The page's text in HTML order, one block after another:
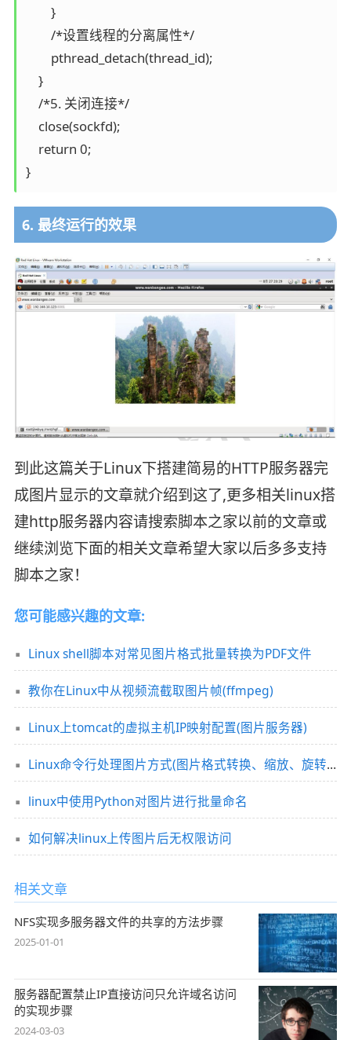
        }
        /*设置线程的分离属性*/
        pthread_detach(thread_id);
    }
    /*5. 关闭连接*/
    close(sockfd);
    return 0;
}
6. 最终运行的效果
到此这篇关于Linux下搭建简易的HTTP服务器完
成图片显示的文章就介绍到这了,更多相关linux搭
建http服务器内容请搜索脚本之家以前的文章或
继续浏览下面的相关文章希望大家以后多多支持
脚本之家！
您可能感兴趣的文章:
Linux shell脚本对常见图片格式批量转换为PDF文件
教你在Linux中从视频流截取图片帧(ffmpeg)
Linux上tomcat的虚拟主机IP映射配置(图片服务器)
Linux命令行处理图片方式(图片格式转换、缩放、旋转等)
linux中使用Python对图片进行批量命名
如何解决linux上传图片后无权限访问
相关文章
NFS实现多服务器文件的共享的方法步骤
2025-01-01
服务器配置禁止IP直接访问只允许域名访问
的实现步骤
2024-03-03